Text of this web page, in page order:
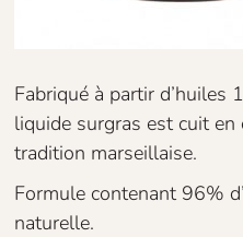
Fabriqué à partir d’huiles
liquide surgras est cuit
tradition marseillaise.
Formule contenant 96%
naturelle.